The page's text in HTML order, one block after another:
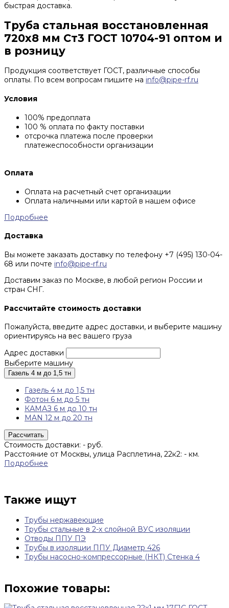
быстрая доставка.
Труба стальная восстановленная
720х8 мм Ст3 ГОСТ 10704-91 оптом и
в розницу
Продукция соответствует ГОСТ, различные способы
оплаты. По всем вопросам пишите на info@pipe-rf.ru
Условия
100% предоплата
100 % оплата по факту поставки
отсрочка платежа после проверки
платежеспособности организации
Оплата
Оплата на расчетный счет организации
Оплата наличными или картой в нашем офисе
Подробнее
Доставка
Вы можете заказать доставку по телефону +7 (495) 130-04-
68 или почте info@pipe-rf.ru
Доставим заказ по Москве, в любой регион России и
стран СНГ.
Рассчитайте стоимость доставки
Пожалуйста, введите адрес доставки, и выберите машину
ориентируясь на вес вашего груза
Адрес доставки
Выберите машину
Газель 4 м до 1,5 тн
Газель 4 м до 1,5 тн
Фотон 6 м до 5 тн
КАМАЗ 6 м до 10 тн
MAN 12 м до 20 тн
Рассчитать
Стоимость доставки: - руб.
Расстояние от Москвы, улица Расплетина, 22к2: - км.
Подробнее
Также ищут
Трубы нержавеющие
Трубы стальные в 2-х слойной ВУС изоляции
Отводы ППУ ПЭ
Трубы в изоляции ППУ Диаметр 426
Трубы насосно-компрессорные (НКТ) Стенка 4
Похожие товары: